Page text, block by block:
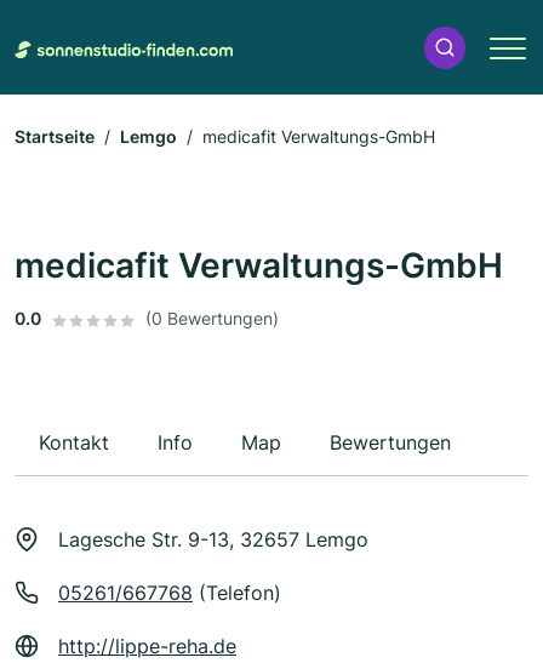
Startseite Lemgo medicafit Verwaltungs-GmbH
medicafit Verwaltungs-GmbH
0.0 (0 Bewertungen)
Kontakt Info Map Bewertungen
Lagesche Str. 9-13, 32657 Lemgo
05261/667768 (Telefon)
http://lippe-reha.de